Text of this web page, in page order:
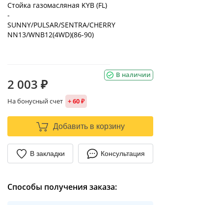
Стойка газомасляная KYB (FL)
-
SUNNY/PULSAR/SENTRA/CHERRY
NN13/WNB12(4WD)(86-90)
В наличии
2 003 ₽
На бонусный счет + 60 ₽
Добавить в корзину
В закладки Консультация
Способы получения заказа: